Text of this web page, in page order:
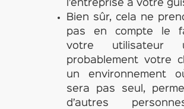
l’entreprise à votre
Bien sûr, cela ne
pas en compte le
votre utilisateur
probablement votre
un environnement
sera pas seul,
d’autres